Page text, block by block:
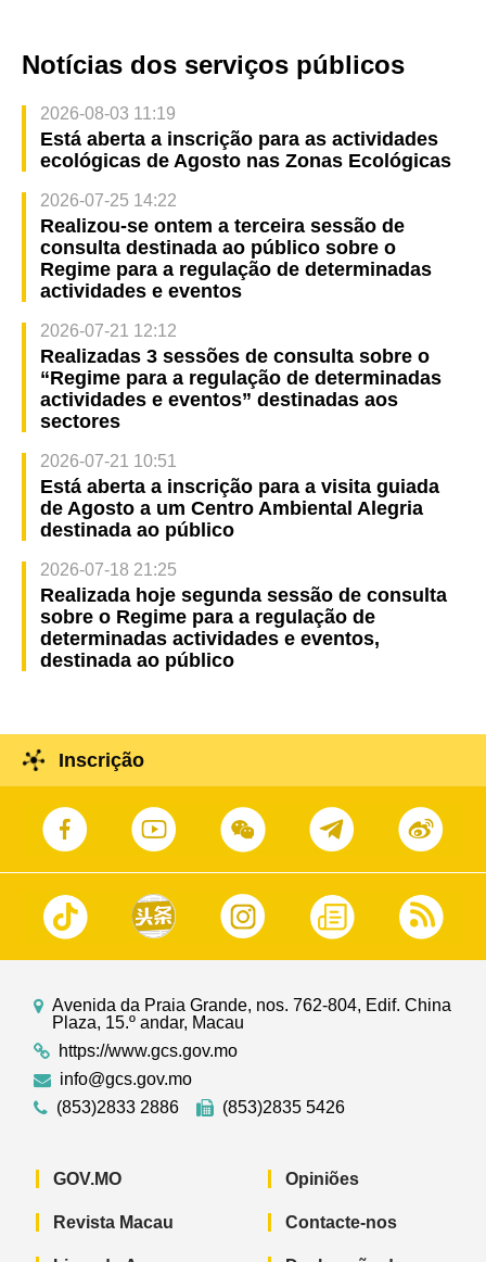
Notícias dos serviços públicos
2026-08-03 11:19
Está aberta a inscrição para as actividades
ecológicas de Agosto nas Zonas Ecológicas
2026-07-25 14:22
Realizou-se ontem a terceira sessão de
consulta destinada ao público sobre o
Regime para a regulação de determinadas
actividades e eventos
2026-07-21 12:12
Realizadas 3 sessões de consulta sobre o
“Regime para a regulação de determinadas
actividades e eventos” destinadas aos
sectores
2026-07-21 10:51
Está aberta a inscrição para a visita guiada
de Agosto a um Centro Ambiental Alegria
destinada ao público
2026-07-18 21:25
Realizada hoje segunda sessão de consulta
sobre o Regime para a regulação de
determinadas actividades e eventos,
destinada ao público
Inscrição
Avenida da Praia Grande, nos. 762-804, Edif. China
Plaza, 15.º andar, Macau
https://www.gcs.gov.mo
info@gcs.gov.mo
(853)2833 2886
(853)2835 5426
GOV.MO
Revista Macau
Opiniões
Contacte-nos